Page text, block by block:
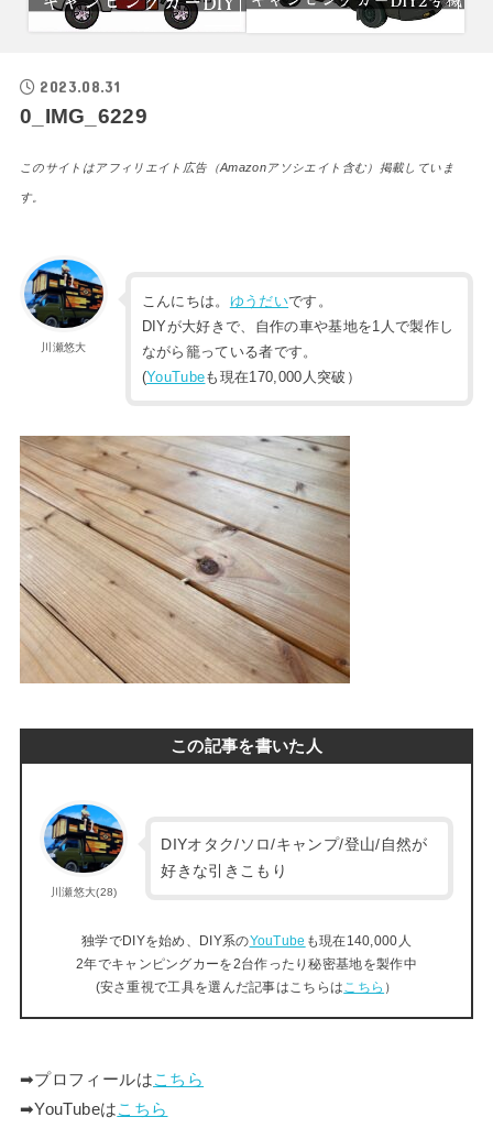
2023.08.31
0_IMG_6229
このサイトはアフィリエイト広告（Amazonアソシエイト含む）掲載していま
す。
川瀬悠大
こんにちは。 ゆうだいです。
DIYが大好きで、自作の車や基地を1人で製作し
ながら籠っている者です。
(YouTubeも現在170,000人突破）
この記事を書いた人
川瀬悠大(28)
DIYオタク/ソロ/キャンプ/登山/自然が
好きな引きこもり
独学でDIYを始め、DIY系のYouTube も現在140,000人
2年でキャンピングカーを2台作ったり秘密基地を製作中
(安さ重視で工具を選んだ記事はこちらは こちら ）
➡︎プロフィールはこちら
➡︎YouTubeはこちら